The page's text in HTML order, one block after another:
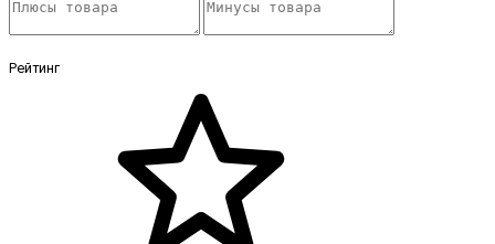
Рейтинг